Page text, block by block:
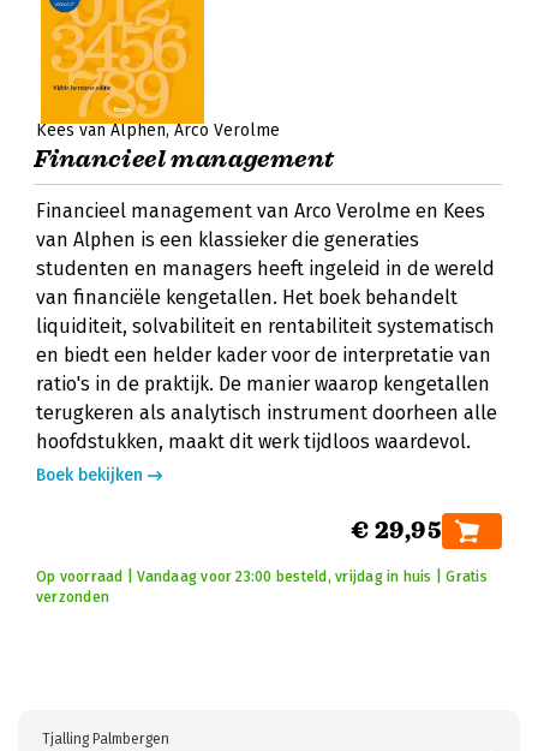
Kees van Alphen Arco Verolme
Financieel management
Financieel management van Arco Verolme en Kees
van Alphen is een klassieker die generaties
studenten en managers heeft ingeleid in de wereld
van financiële kengetallen. Het boek behandelt
liquiditeit, solvabiliteit en rentabiliteit systematisch
en biedt een helder kader voor de interpretatie van
ratio's in de praktijk. De manier waarop kengetallen
terugkeren als analytisch instrument doorheen alle
hoofdstukken, maakt dit werk tijdloos waardevol.
Boek bekijken
€ 29,95
Op voorraad | Vandaag voor 23:00 besteld, vrijdag in huis | Gratis
verzonden
Tjalling Palmbergen